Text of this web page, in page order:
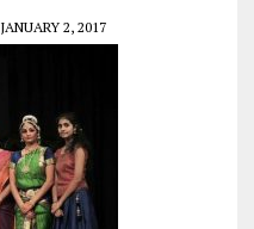
JANUARY 2, 2017